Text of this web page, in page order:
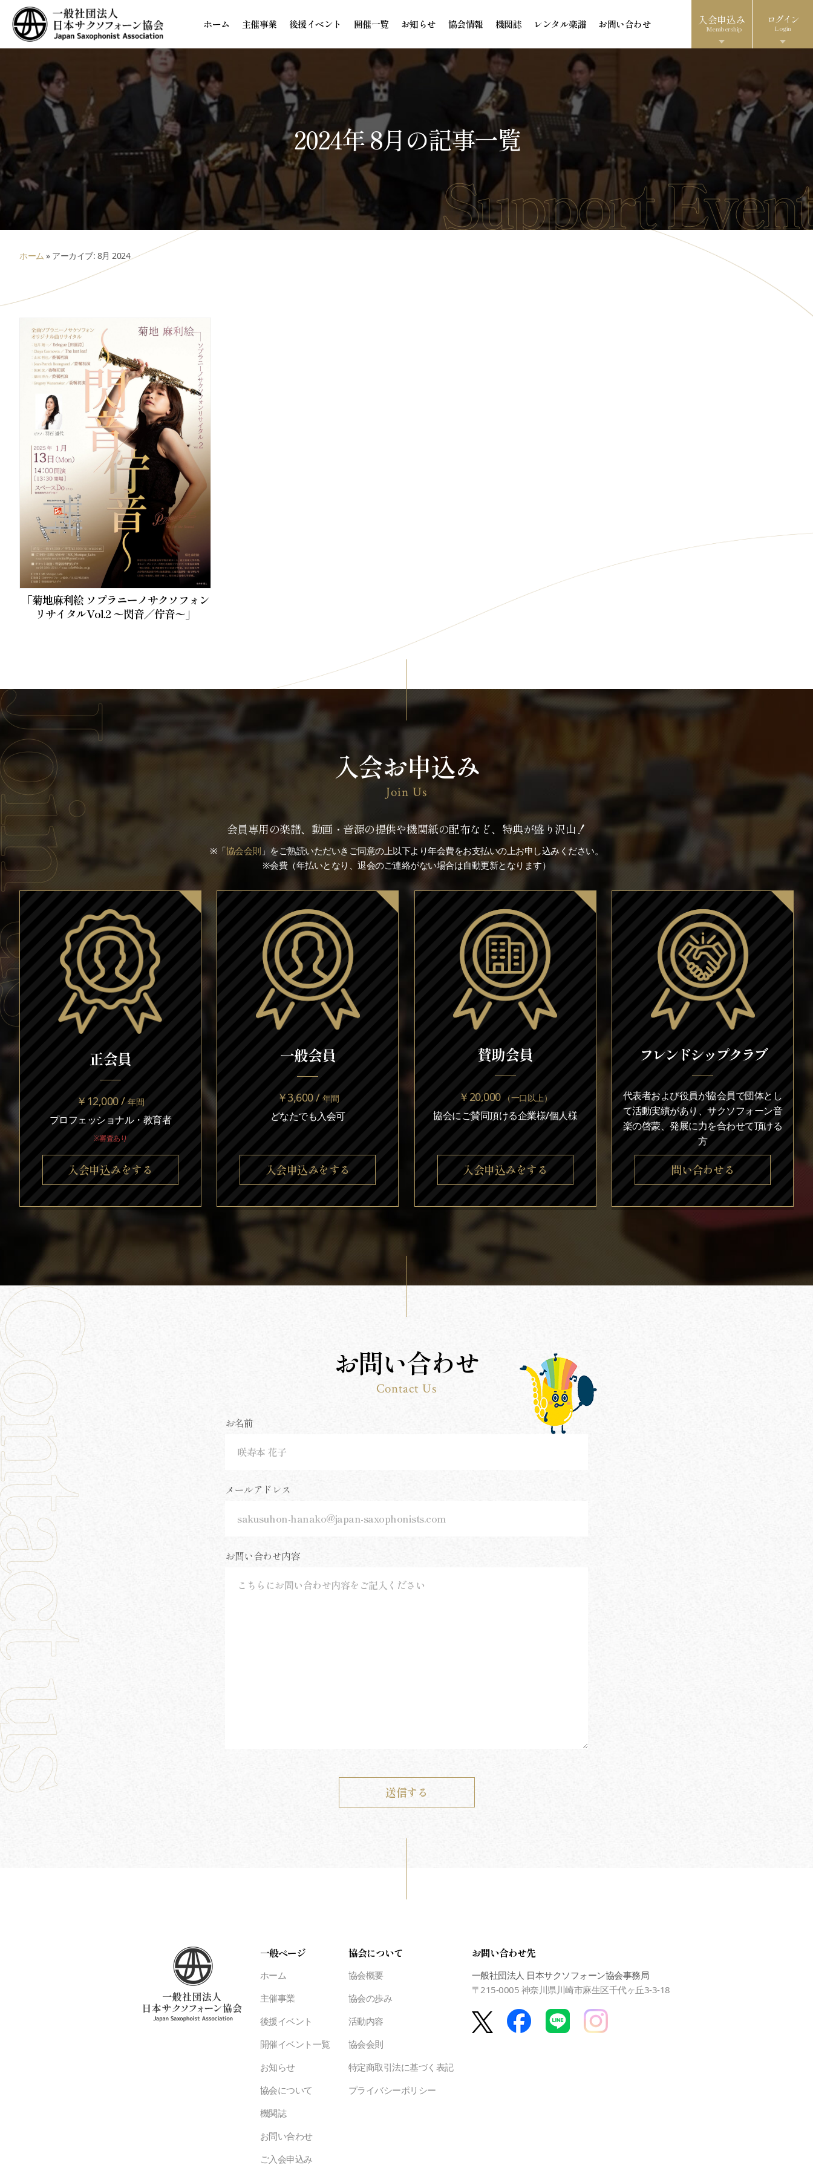
ホーム 主催事業 後援イベント 開催一覧 お知らせ 協会情報 機関誌 レンタル楽譜 お問い合わせ 入会申込み
Membership
ログイン
Login
2024年 8月の記事一覧
ホーム » アーカイブ: 8月 2024
「菊地麻利絵 ソプラニーノサクソフォン
リサイタルVol.2 〜閃音／佇音〜」
入会お申込み
Join Us
会員専用の楽譜、動画・音源の提供や機関紙の配布など、特典が盛り沢山！
※「協会会則 」をご熟読いただいきご同意の上以下より年会費をお支払いの上お申し込みください。
※会費（年払いとなり、退会のご連絡がない場合は自動更新となります）
正会員
￥12,000 /年間
プロフェッショナル・教育者
※審査あり
入会申込みをする
一般会員
￥3,600 /年間
どなたでも入会可
入会申込みをする
賛助会員
￥20,000（一口以上）
協会にご賛同頂ける企業様/個人様
入会申込みをする
フレンドシップクラブ
代表者および役員が協会員で団体とし
て活動実績があり、サクソフォーン音
楽の啓蒙、発展に力を合わせて頂ける
方
問い合わせる
お問い合わせ
Contact Us
お名前
メールアドレス
お問い合わせ内容
一般ページ
ホーム
主催事業
後援イベント
開催イベント一覧
お知らせ
協会について
機関誌
お問い合わせ
ご入会申込み
協会について
協会概要
協会の歩み
活動内容
協会会則
特定商取引法に基づく表記
プライバシーポリシー
お問い合わせ先
一般社団法人 日本サクソフォーン協会事務局
〒215-0005 神奈川県川崎市麻生区千代ヶ丘3-3-18